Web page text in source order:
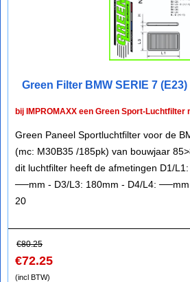
Green Filter BMW SERIE 7 (E23)
bij IMPROMAXX een Green Sport-Luchtfilter
Green Paneel Sportluchtfilter voor de
(mc: M30B35 /185pk) van bouwjaar
dit luchtfilter heeft de afmetingen D1/
──mm - D3/L3: 180mm - D4/L4:
20
€80.25
€72.25
(incl BTW)